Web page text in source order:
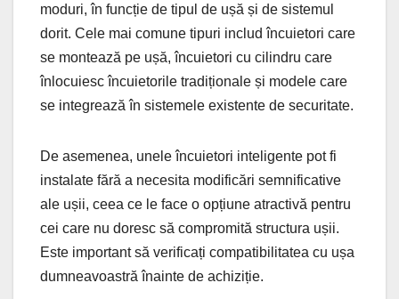
moduri, în funcție de tipul de ușă și de sistemul
dorit. Cele mai comune tipuri includ încuietori care
se montează pe ușă, încuietori cu cilindru care
înlocuiesc încuietorile tradiționale și modele care
se integrează în sistemele existente de securitate.
De asemenea, unele încuietori inteligente pot fi
instalate fără a necesita modificări semnificative
ale ușii, ceea ce le face o opțiune atractivă pentru
cei care nu doresc să compromită structura ușii.
Este important să verificați compatibilitatea cu ușa
dumneavoastră înainte de achiziție.